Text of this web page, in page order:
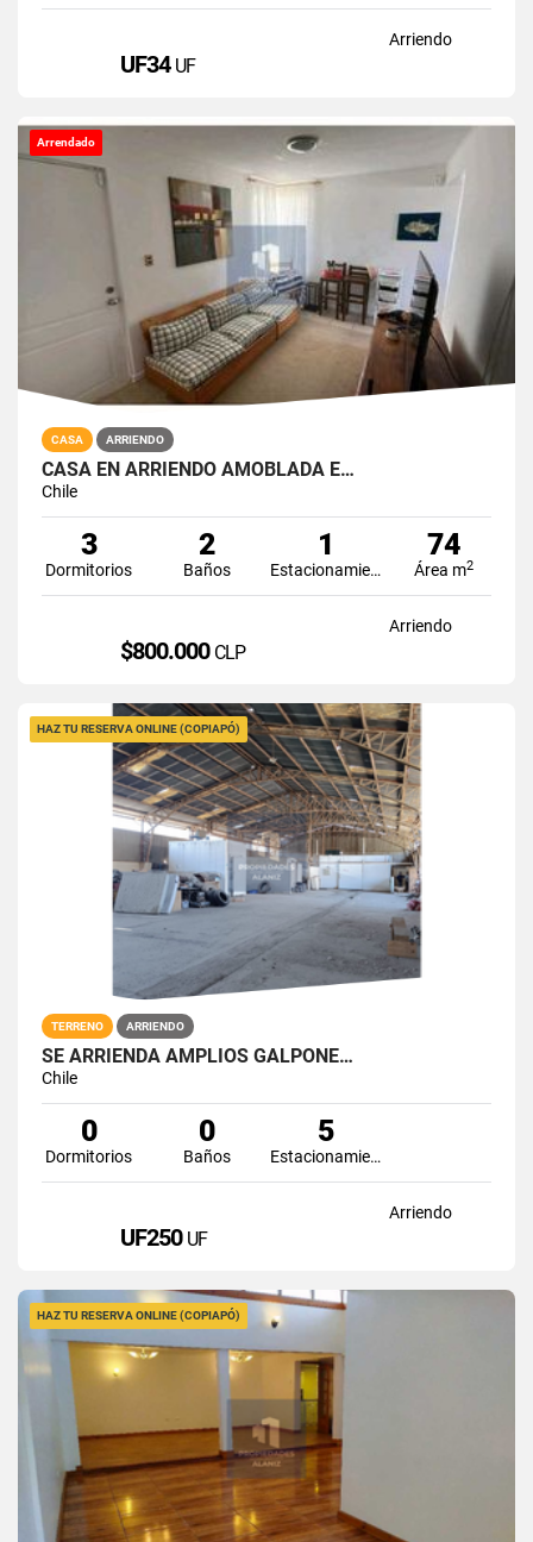
Arriendo
UF34 UF
Arrendado
CASA ARRIENDO
CASA EN ARRIENDO AMOBLADA E…
Chile
3
Dormitorios
2
Baños
1
Estacionamiento
74
Área m2
Arriendo
$800.000 CLP
HAZ TU RESERVA ONLINE (COPIAPÓ)
TERRENO ARRIENDO
SE ARRIENDA AMPLIOS GALPÓNE…
Chile
0
Dormitorios
0
Baños
5
Estacionamiento
Arriendo
UF250 UF
HAZ TU RESERVA ONLINE (COPIAPÓ)